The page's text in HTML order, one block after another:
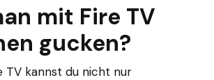
mit Fire TV
gucken?
TV kannst du nicht nur